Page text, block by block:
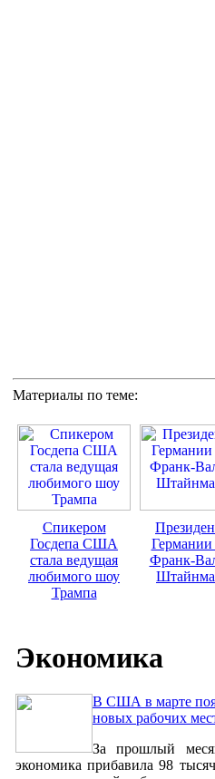
Материалы по теме:
Спикером
Госдепа США
стала ведущая
любимого шоу
Трампа
Германии
Франк-
Экономика
В США в марте
новых рабочих
За прошлый
экономика прибавила 98